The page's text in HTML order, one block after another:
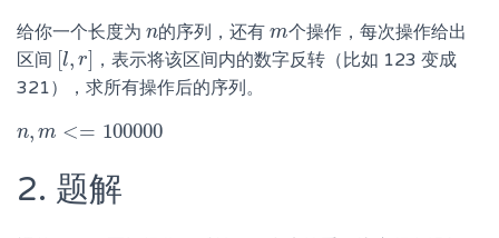
给你一个长度为 n
n的序列，还有m
m个操作，每次操作给出
区间 [l, r]
[l,r]
，表示将该区间内的数字反转（比如 123 变成
321），求所有操作后的序列。
n, m <= 100000
n,m<=100000
2. 题解